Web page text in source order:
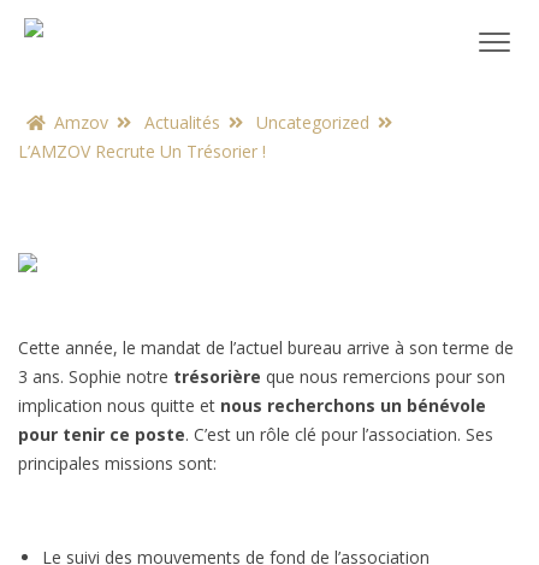
Amzov Actualités
Uncategorized
L’AMZOV Recrute Un Trésorier !
Cette année, le mandat de l’actuel bureau arrive à son terme de
3 ans. Sophie notre trésorière que nous remercions pour son
implication nous quitte et nous recherchons un bénévole
pour tenir ce poste. C’est un rôle clé pour l’association. Ses
principales missions sont:
Le suivi des mouvements de fond de l’association